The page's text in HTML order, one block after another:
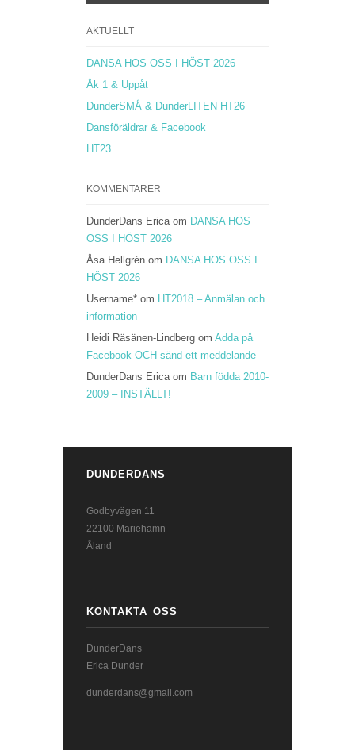
AKTUELLT
DANSA HOS OSS I HÖST 2026
Åk 1 & Uppåt
DunderSMÅ & DunderLITEN HT26
Dansföräldrar & Facebook
HT23
KOMMENTARER
DunderDans Ericaom DANSA HOS
OSS I HÖST 2026
Åsa Hellgrén om DANSA HOS OSS I
HÖST 2026
Username* om HT2018 – Anmälan och
information
Heidi Räsänen-Lindberg om Adda på
Facebook OCH sänd ett meddelande
DunderDans Ericaom Barn födda 2010-
2009 – INSTÄLLT!
DUNDERDANS
Godbyvägen 11
22100 Mariehamn
Åland
KONTAKTA OSS
DunderDans
Erica Dunder
dunderdans@gmail.com